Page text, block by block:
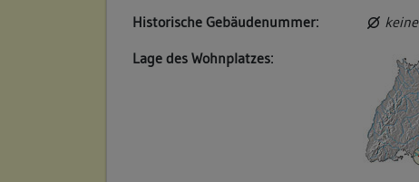
Historische Gebäudenummer:
keine
Lage des Wohnplatzes: